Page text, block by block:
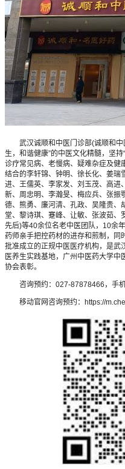
武汉诚顺和中医门诊部(诚顺和中
生，和谐健康”的中医文化精髓，坚
诊疗常见病、老慢病、疑难杂症及健
结合的李轩锦、钟明、徐长化、姜瑞
进、王儒英、李家发、刘玉茂、高进
新、周忠明、李瀚旻、梅应兵、张振
德、熊勇、廉河清、孔政、吴隆贵、
堂、黎诗琪、蹇峰、让敏、张波茹、
先后)等40余位名老中医团队，10余
药师亲手把控药材的进存和煎制，同
批准成立的正规中医医疗机构，是武
医养生实践基地，广州中医药大学
协会表彰。
咨询预约：027-87878466，手机
移动官网咨询预约：https://